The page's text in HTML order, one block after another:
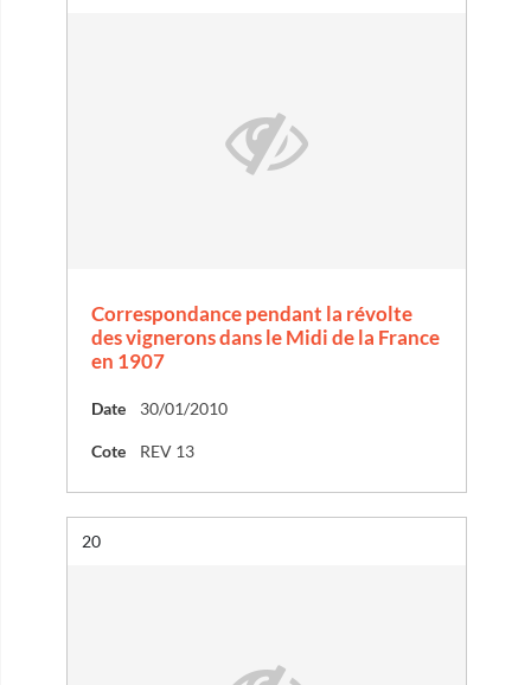
Correspondance pendant la révolte
des vignerons dans le Midi de la France
en 1907
Date 30/01/2010
Cote REV 13
Résultat n°
20